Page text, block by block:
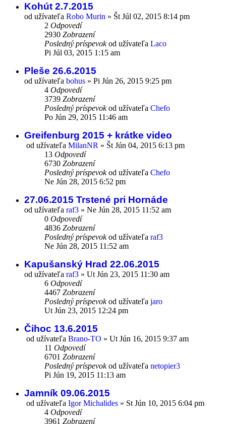
Kohút 2.7.2015
od užívateľa Robo Murin » Št Júl 02, 2015 8:14 pm
2 Odpovedí
2930 Zobrazení
Posledný príspevokod užívateľa Laco
Pi Júl 03, 2015 1:15 am
Pleše 26.6.2015
od užívateľa bohus » Pi Jún 26, 2015 9:25 pm
4 Odpovedí
3739 Zobrazení
Posledný príspevokod užívateľa Chefo
Po Jún 29, 2015 11:46 am
Greifenburg 2015 + krátke video
od užívateľa MilanNR » Št Jún 04, 2015 6:13 pm
13 Odpovedí
6730 Zobrazení
Posledný príspevokod užívateľa Chefo
Ne Jún 28, 2015 6:52 pm
27.06.2015 Trstené pri Hornáde
od užívateľa raf3 » Ne Jún 28, 2015 11:52 am
0 Odpovedí
4836 Zobrazení
Posledný príspevokod užívateľa raf3
Ne Jún 28, 2015 11:52 am
Kapušanský Hrad 22.06.2015
od užívateľa raf3 » Ut Jún 23, 2015 11:30 am
6 Odpovedí
4467 Zobrazení
Posledný príspevokod užívateľa jaro
Ut Jún 23, 2015 12:24 pm
Čihoc 13.6.2015
od užívateľa Brano-TO » Ut Jún 16, 2015 9:37 am
11 Odpovedí
6701 Zobrazení
Posledný príspevokod užívateľa netopier3
Pi Jún 19, 2015 11:13 am
Jamník 09.06.2015
od užívateľa Igor Michalides » St Jún 10, 2015 6:04 pm
4 Odpovedí
3961 Zobrazení